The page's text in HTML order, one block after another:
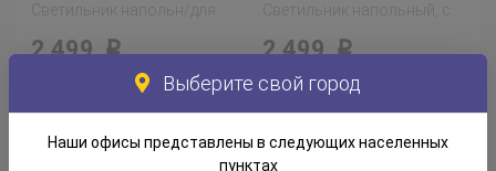
2 499Р 2 499Р
Выберите свой город
Наши офисы представлены в следующих населенных
пунктах